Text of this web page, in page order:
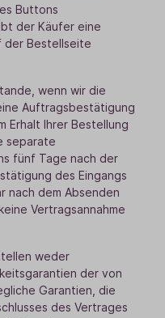
Buttons
der Käufer eine
der Bestellseite
wenn wir die
Auftragsbestätigung
Erhalt Ihrer Bestellung
separate
fünf Tage nach der
des Eingangs
nach dem Absenden
Vertragsannahme
weder
der von
Garantien, die
des Vertrages